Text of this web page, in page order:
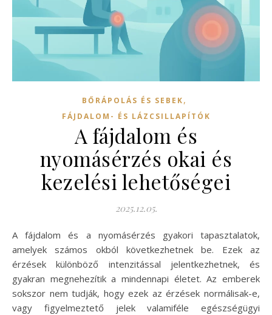
BŐRÁPOLÁS ÉS SEBEK,
FÁJDALOM- ÉS LÁZCSILLAPÍTÓK
A fájdalom és
nyomásérzés okai és
kezelési lehetőségei
2025.12.05.
A fájdalom és a nyomásérzés gyakori tapasztalatok,
amelyek számos okból következhetnek be. Ezek az
érzések különböző intenzitással jelentkezhetnek, és
gyakran megnehezítik a mindennapi életet. Az emberek
sokszor nem tudják, hogy ezek az érzések normálisak-e,
vagy figyelmeztető jelek valamiféle egészségügyi